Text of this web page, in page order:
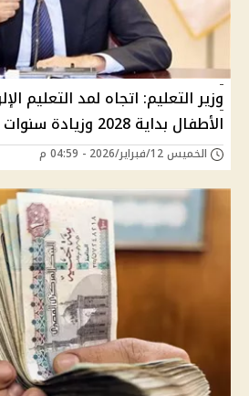
وزير التعليم: اتجاه لمد التعليم
الأطفال بداية 2028 وزيادة سنوات الدراسة لـ13 سنة
الخميس 12/فبراير/2026 - 04:59 م